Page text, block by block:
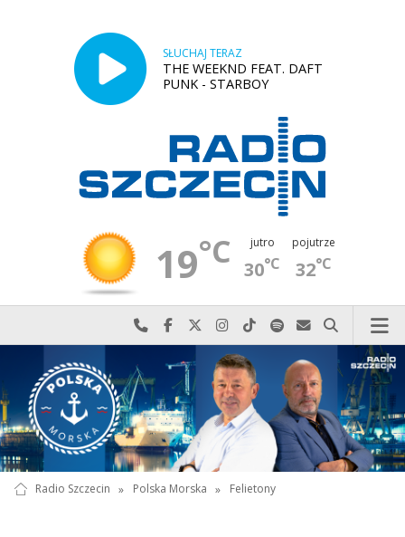
SŁUCHAJ TERAZ
THE WEEKND FEAT. DAFT
PUNK - STARBOY
19°C jutro
30°C
pojutrze
32°C
Najlepiej po prostu do nas zadzwoń
Odwiedź nas na Facebook-u
Odwiedź nas na X
Odwiedź nas na Instagram-ie
Odwiedź nas na TikTok-u
Szukaj nas na Spotify
Wyślij do nas
Szukaj
Radio Szczecin » Polska Morska » Felietony